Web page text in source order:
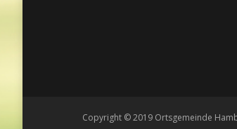
Copyright © 2019 Ortsgemeinde